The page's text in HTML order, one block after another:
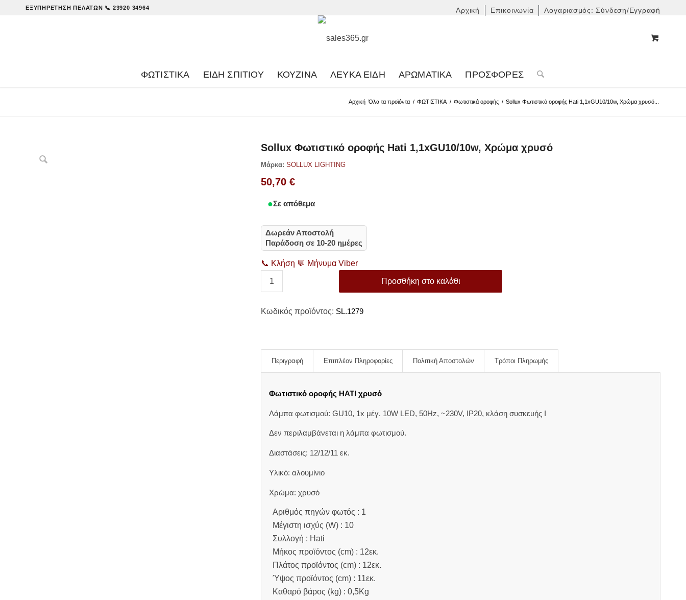
Αρχική Επικοινωνία Λογαριασμός: Σύνδεση/Εγγραφή
ΕΞΥΠΗΡΈΤΗΣΗ ΠΕΛΑΤΏΝ 📞 23920 34964
ΦΩΤΙΣΤΙΚΑ ΕΊΔΗ ΣΠΙΤΙΟΎ ΚΟΥΖΊΝΑ ΛΕΥΚΆ ΕΊΔΗ ΑΡΩΜΑΤΙΚΆ ΠΡΟΣΦΟΡΈΣ
Αρχική Όλα τα προϊόντα / ΦΩΤΙΣΤΙΚΑ / Φωτιστικά οροφής / Sollux Φωτιστικό οροφής Hati 1,1xGU10/10w, Χρώμα χρυσό...
Sollux Φωτιστικό οροφής Hati 1,1xGU10/10w, Χρώμα χρυσό
Μάρκα: SOLLUX LIGHTING
50,70 €
Σε απόθεμα
Δωρεάν Αποστολή
Παράδοση σε 10-20 ημέρες
📞 Κλήση 💬 Μήνυμα Viber
Προσθήκη στο καλάθι
Κωδικός προϊόντος: SL.1279
Περιγραφή Επιπλέον Πληροφορίες Πολιτική Αποστολών Τρόποι Πληρωμής
Φωτιστικό οροφής HATI χρυσό
Λάμπα φωτισμού: GU10, 1x μέγ. 10W LED, 50Hz, ~230V, IP20, κλάση συσκευής I
Δεν περιλαμβάνεται η λάμπα φωτισμού.
Διαστάσεις: 12/12/11 εκ.
Υλικό: αλουμίνιο
Χρώμα: χρυσό
Αριθμός πηγών φωτός : 1
Μέγιστη ισχύς (W) : 10
Συλλογή : Hati
Μήκος προϊόντος (cm) : 12εκ.
Πλάτος προϊόντος (cm) : 12εκ.
Ύψος προϊόντος (cm) : 11εκ.
Καθαρό βάρος (kg) : 0,5Kg